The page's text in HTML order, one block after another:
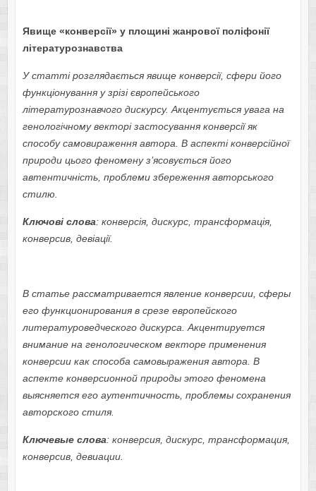
Явище «конверсії» у площині жанрової поліфонії
літературознавства
У статті розглядається явище конверсії, сфери його
функціонування у зрізі європейського
літературознавчого дискурсу. Акцентується увага на
генологічному векторі застосування конверсії як
способу самовираження автора. В аспекті конверсійної
природи цього феномену з’ясовується його
автентичність, проблеми збереження авторського
стилю.
Ключові слова: конверсія, дискурс, трансформація,
конверсив, девіації.
В статье рассматривается явление конверсии, сферы
его функционирования в срезе европейского
литературоведческого дискурса. Акцентируется
внимание на генологическом векторе применения
конверсии как способа самовыражения автора. В
аспекте конверсионной природы этого феномена
выясняется его аутентичность, проблемы сохранения
авторского стиля.
Ключевые слова: конверсия, дискурс, трансформация,
конверсив, девиации.